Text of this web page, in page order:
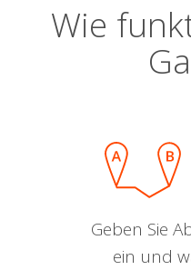
Wie
Geben Sie
ein und